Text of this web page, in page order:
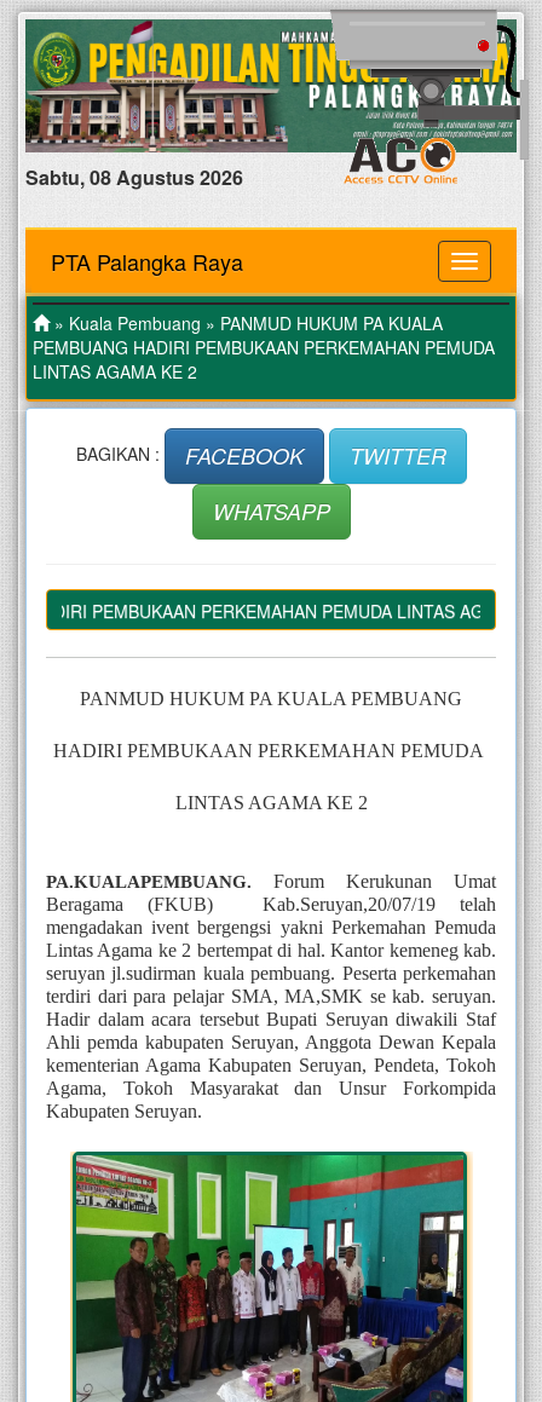
Sabtu, 08 Agustus 2026
MENU
PTA Palangka Raya
» Kuala Pembuang » PANMUD HUKUM PA KUALA
PEMBUANG HADIRI PEMBUKAAN PERKEMAHAN PEMUDA
LINTAS AGAMA KE 2
BAGIKAN : FACEBOOK
TWITTER
WHATSAPP
PEMBUKAAN PERKEMAHAN PEMUDA LINTAS AGAMA KE 2
PANMUD HUKUM PA KUALA PEMBUANG
HADIRI PEMBUKAAN PERKEMAHAN PEMUDA
LINTAS AGAMA KE 2
PA.KUALAPEMBUANG. Forum Kerukunan Umat
Beragama (FKUB)  Kab.Seruyan,20/07/19 telah
mengadakan ivent bergengsi yakni Perkemahan Pemuda
Lintas Agama ke 2 bertempat di hal. Kantor kemeneg kab.
seruyan jl.sudirman kuala pembuang. Peserta perkemahan
terdiri dari para pelajar SMA, MA,SMK se kab. seruyan.
Hadir dalam acara tersebut Bupati Seruyan diwakili Staf
Ahli pemda kabupaten Seruyan, Anggota Dewan Kepala
kementerian Agama Kabupaten Seruyan, Pendeta, Tokoh
Agama, Tokoh Masyarakat dan Unsur Forkompida
Kabupaten Seruyan.